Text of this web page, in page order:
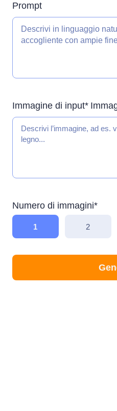
Prompt
Immagine di input*
Numero di immagini*
1 2